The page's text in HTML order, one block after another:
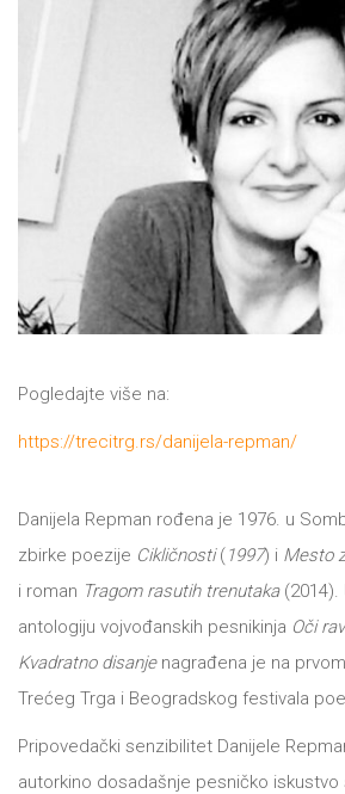
NAMA
KONTAKT
Pogledajte više na:
https://trecitrg.rs/danijela-repman/
Danijela Repman rođena je 1976. u
zbirke poezije Cikličnosti(1997) i Mesto
i roman Tragom rasutih trenutaka (2014).
antologiju vojvođanskih pesnikinja Oči
Kvadratno disanje nagrađena je na
Trećeg Trga i Beogradskog festivala
Pripovedački senzibilitet Danijele
autorkino dosadašnje pesničko